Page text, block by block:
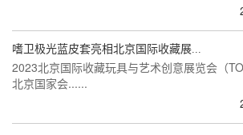
嗜卫极光蓝皮套亮相北京国际收藏展...
2023北京国际收藏玩具与艺术创意展览会（
北京国家会......